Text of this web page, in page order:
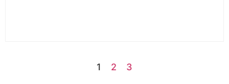
1 2 3